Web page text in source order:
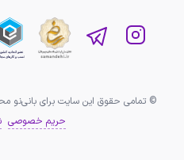
© تمامی حقوق این سایت برای بانی‌نو
حریم خصوصی